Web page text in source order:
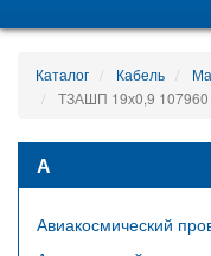
Каталог Кабель
ТЗАШП 19х0,9 107960
А
Авиакосмический